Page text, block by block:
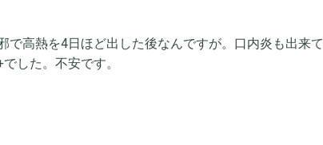
で高熱を4日ほど出した後なんですが。口内炎も出来て
した。不安です。